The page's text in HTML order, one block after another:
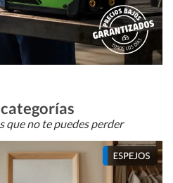
que no te puedes perder